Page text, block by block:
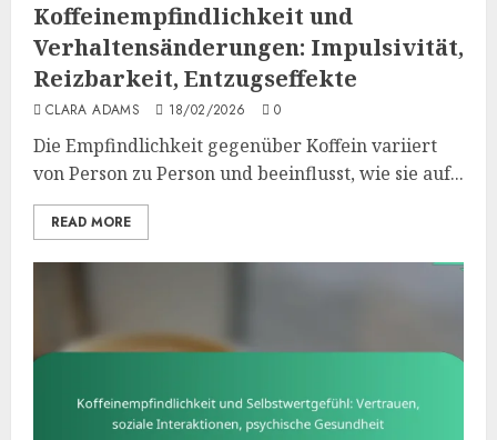
Koffeinempfindlichkeit und
Verhaltensänderungen: Impulsivität,
Reizbarkeit, Entzugseffekte
CLARA ADAMS 18/02/2026 0
Die Empfindlichkeit gegenüber Koffein variiert
von Person zu Person und beeinflusst, wie sie auf...
READ MORE